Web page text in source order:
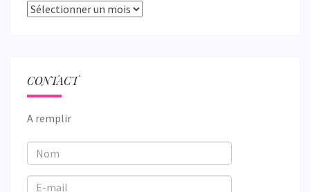
Archives
CONTACT
A remplir
Nom